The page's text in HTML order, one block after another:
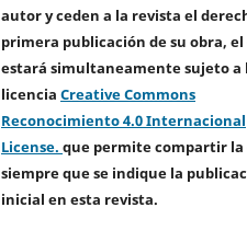
autor y ceden a la revista el
primera publicación de su obra, el
estará simultaneamente sujeto a
licenciaCreative Commons
Reconocimiento 4.0 Internacional
License.que permite compartir la
siempre que se indique la
inicial en esta revista.